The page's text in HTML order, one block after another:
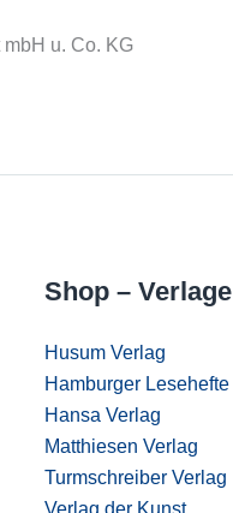
u. Co. KG
Shop – Verlage
Husum Verlag
Hamburger Lesehefte
Hansa Verlag
Matthiesen Verlag
Turmschreiber Verlag